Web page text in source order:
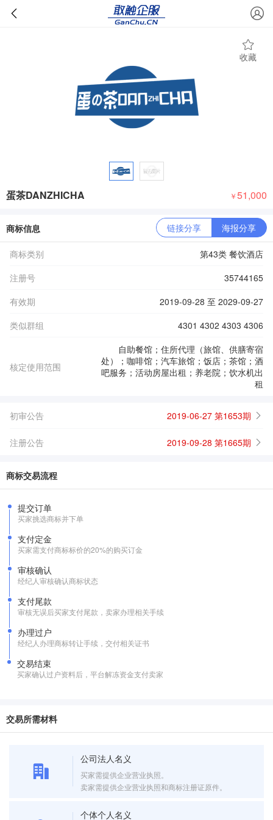
收藏
蛋茶DANZHICHA ￥51,000
商标信息 链接分享 海报分享
商标类别
第43类 餐饮酒店
注册号
35744165
有效期
2019-09-28 至 2029-09-27
类似群组
4301 4302 4303 4306
核定使用范围
自助餐馆；住所代理（旅馆、供膳寄宿
处）；咖啡馆；汽车旅馆；饭店；茶馆；酒
吧服务；活动房屋出租；养老院；饮水机出
租
初审公告 2019-06-27 第1653期
注册公告 2019-09-28 第1665期
商标交易流程
提交订单
买家挑选商标并下单
支付定金
买家需支付商标标价的20%的购买订金
审核确认
经纪人审核确认商标状态
支付尾款
审核无误后买家支付尾款，卖家办理相关手续
办理过户
经纪人办理商标转让手续，交付相关证书
交易结束
买家确认过户资料后，平台解冻资金支付卖家
交易所需材料
公司法人名义
买家需提供企业营业执照。
卖家需提供企业营业执照和商标注册证原件。
个体个人名义